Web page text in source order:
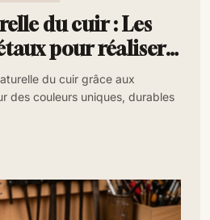
du cuir : Les
pour réaliser
cuir du cuir grâce aux
des couleurs uniques, durables